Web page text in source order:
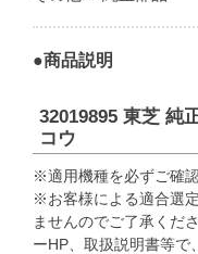
●商品説明
32019895 東芝 純
コウ
※適用機種を必ずご確認
※お客様による適合選
ませんのでご了承くだ
ーHP、取扱説明書等で